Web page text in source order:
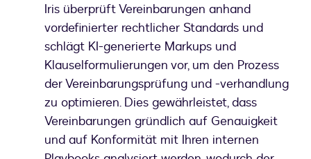
Iris überprüft Vereinbarungen anhand
vordefinierter rechtlicher Standards und
schlägt KI-generierte Markups und
Klauselformulierungen vor, um den Prozess
der Vereinbarungsprüfung und -verhandlung
zu optimieren. Dies gewährleistet, dass
Vereinbarungen gründlich auf Genauigkeit
und auf Konformität mit Ihren internen